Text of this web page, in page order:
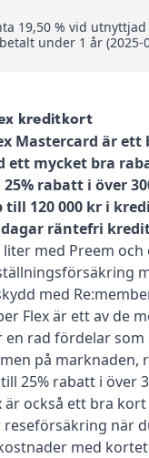
kreditkort
Mastercard är
ett mycket bra
rabatt i över
till 120 000 kr i
räntefri
med Preem
med
Flex är ett av de
en rad fördelar som
på marknaden,
25% rabatt i över
är också ett bra
när
med
19,50 % vid
under 1 år (2025-